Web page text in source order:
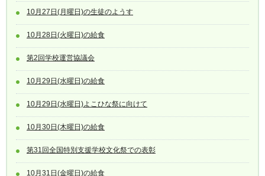
10月27日(月曜日)の生徒のようす
10月28日(火曜日)の給食
第2回学校運営協議会
10月29日(水曜日)の給食
10月29日(水曜日)よこひな祭に向けて
10月30日(木曜日)の給食
第31回全国特別支援学校文化祭での表彰
10月31日(金曜日)の給食